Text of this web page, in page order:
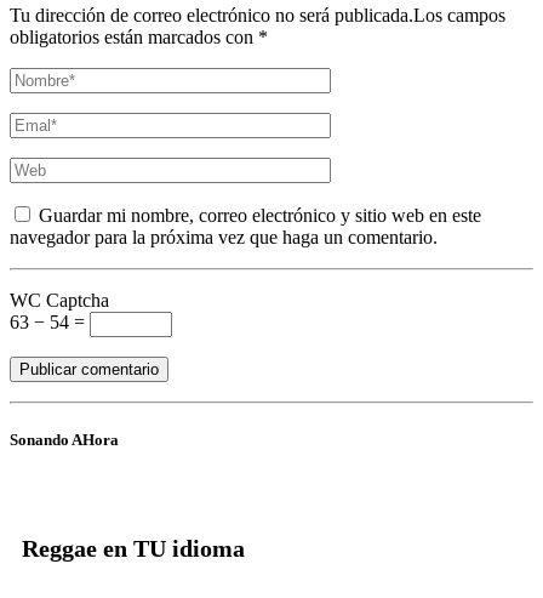
Tu dirección de correo electrónico no será publicada.Los campos
obligatorios están marcados con *
Guardar mi nombre, correo electrónico y sitio web en este
navegador para la próxima vez que haga un comentario.
WC Captcha
63 − 54 =
Sonando AHora
Reggae en TU idioma